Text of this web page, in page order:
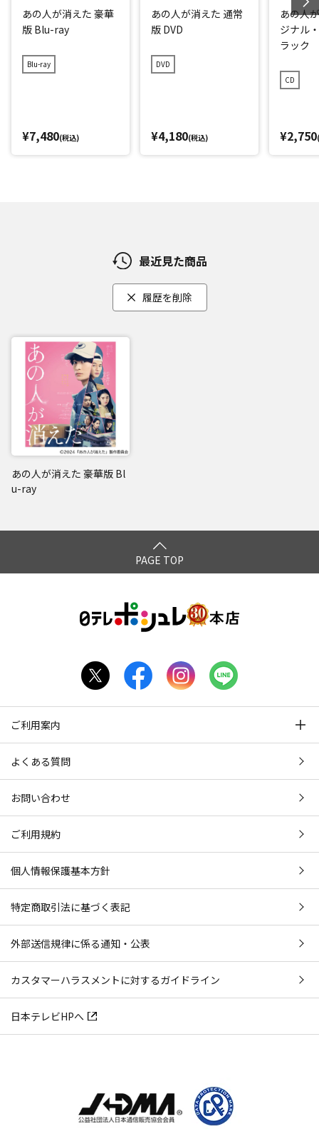
あの人が消えた 豪華
版 Blu-ray
Blu-ray
¥7,480(税込)
あの人が消えた 通常
版 DVD
DVD
¥4,180(税込)
あの人
ジナル
ラック
CD
¥2,750
最近見た商品
履歴を削除
あの人が消えた 豪華版 Bl
u-ray
PAGE TOP
ご利用案内
よくある質問
お問い合わせ
ご利用規約
個人情報保護基本方針
特定商取引法に基づく表記
外部送信規律に係る通知・公表
カスタマーハラスメントに対するガイドライン
日本テレビHPへ